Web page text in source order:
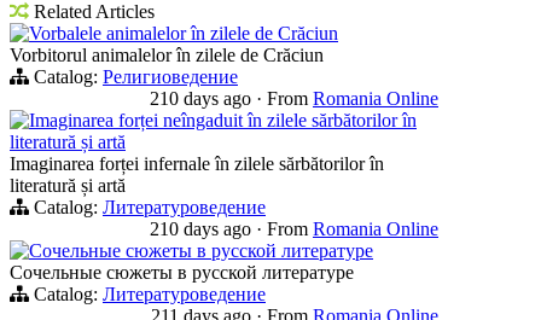
Related Articles
Vorbalele animalelor în zilele de Crăciun
Vorbitorul animalelor în zilele de Crăciun
Catalog: Религиоведение
210 days ago · From Romania Online
Imaginarea forței neîngaduit în zilele sărbătorilor în
literatură și artă
Imaginarea forței infernale în zilele sărbătorilor în
literatură și artă
Catalog: Литературоведение
210 days ago · From Romania Online
Сочельные сюжеты в русской литературе
Сочельные сюжеты в русской литературе
Catalog: Литературоведение